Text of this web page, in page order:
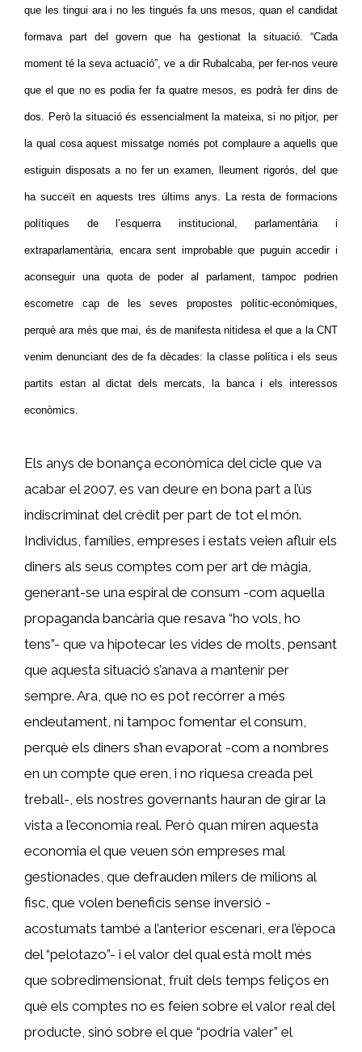
que les tingui ara i no les tingués fa uns mesos, quan el candidat
formava part del govern que ha gestionat la situació. “Cada
moment té la seva actuació”, ve a dir Rubalcaba, per fer-nos veure
que el que no es podia fer fa quatre mesos, es podrà fer dins de
dos. Però la situació és essencialment la mateixa, si no pitjor, per
la qual cosa aquest missatge només pot complaure a aquells que
estiguin disposats a no fer un examen, lleument rigorós, del que
ha succeït en aquests tres últims anys. La resta de formacions
polítiques de l’esquerra institucional, parlamentària i
extraparlamentària, encara sent improbable que puguin accedir i
aconseguir una quota de poder al parlament, tampoc podrien
escometre cap de les seves propostes polític-econòmiques,
perquè ara més que mai, és de manifesta nitidesa el que a la CNT
venim denunciant des de fa dècades: la classe política i els seus
partits estan al dictat dels mercats, la banca i els interessos
econòmics.
Els anys de bonança econòmica del cicle que va
acabar el 2007, es van deure en bona part a l’ús
indiscriminat del crèdit per part de tot el món.
Individus, famílies, empreses i estats veien afluir els
diners als seus comptes com per art de màgia,
generant-se una espiral de consum -com aquella
propaganda bancària que resava “ho vols, ho
tens”- que va hipotecar les vides de molts, pensant
que aquesta situació s’anava a mantenir per
sempre. Ara, que no es pot recórrer a més
endeutament, ni tampoc fomentar el consum,
perquè els diners s’han evaporat -com a nombres
en un compte que eren, i no riquesa creada pel
treball-, els nostres governants hauran de girar la
vista a l’economia real. Però quan miren aquesta
economia el que veuen són empreses mal
gestionades, que defrauden milers de milions al
fisc, que volen beneficis sense inversió -
acostumats també a l’anterior escenari, era l’època
del “pelotazo”- i el valor del qual està molt més
que sobredimensionat, fruit dels temps feliços en
què els comptes no es feien sobre el valor real del
producte, sinó sobre el que “podria valer” el